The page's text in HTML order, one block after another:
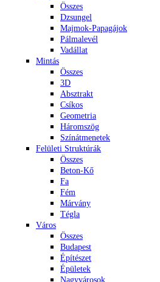
Összes
Dzsungel
Majmok-Papagájok
Pálmalevél
Vadállat
Mintás
Összes
3D
Absztrakt
Csíkos
Geometria
Háromszög
Színátmenetek
Felületi Struktúrák
Összes
Beton-Kő
Fa
Fém
Márvány
Tégla
Város
Összes
Budapest
Építészet
Épületek
Nagyvárosok